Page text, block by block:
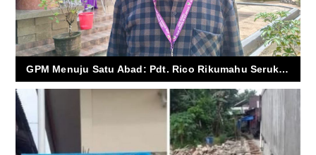
GPM Menuju Satu Abad: Pdt. Rico Rikumahu Serukan Konsolidasi Visi dan Karakter Gereja di Tengah Arus Zaman